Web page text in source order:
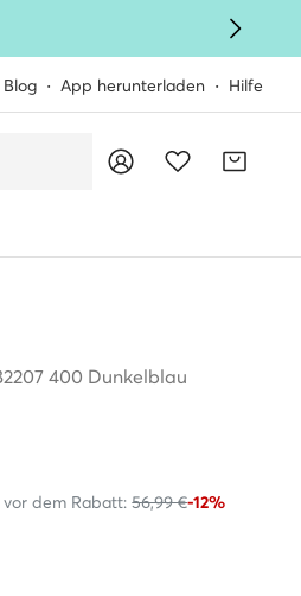
Blog App herunterladen Hilfe
400 Dunkelblau
vor dem Rabatt:56,99 €-12%